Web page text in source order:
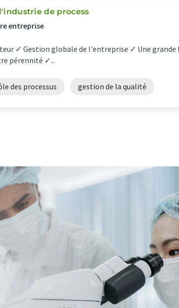
de process
entreprise
✓ Gestion globale de l'entreprise ✓ Une
pérennité ✓...
des processus gestion de la qualité